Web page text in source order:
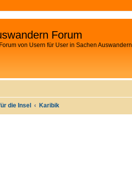
Forum
von Usern für User in Sachen Auswandern
die Insel Karibik